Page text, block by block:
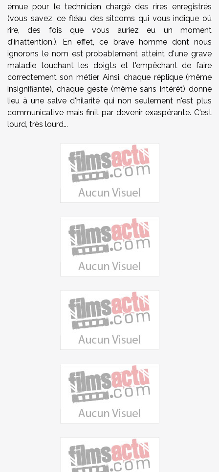
émue pour le technicien chargé des rires enregistrés
(vous savez, ce fléau des sitcoms qui vous indique où
rire, des fois que vous auriez eu un moment
d'inattention.). En effet, ce brave homme dont nous
ignorons le nom est probablement atteint d'une grave
maladie touchant les doigts et l'empêchant de faire
correctement son métier. Ainsi, chaque réplique (même
insignifiante), chaque geste (même sans intérêt) donne
lieu à une salve d'hilarité qui non seulement n'est plus
communicative mais finit par devenir exaspérante. C'est
lourd, très lourd...